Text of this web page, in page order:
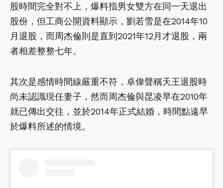
股時間完全對不上，爆料指男女雙方在同一天退出
股份，但工商公開資料顯示，劉若雪是在2014年10
月退股，而周杰倫則是直到2021年12月才退股，兩
者相差整整七年。
其次是感情時間線嚴重不符，卓偉聲稱天王退股時
尚未認識現任妻子，然而周杰倫與昆凌早在2010年
就已傳出交往，並於2014年正式結婚，時間點遠早
於爆料所述的情境。